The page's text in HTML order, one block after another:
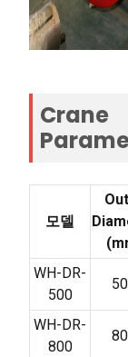
모델
WH-DR-
500
WH-DR-
800